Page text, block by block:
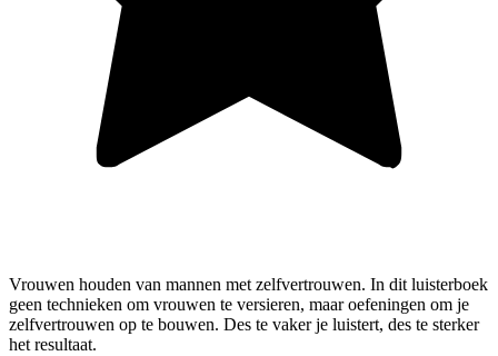
Vrouwen houden van mannen met zelfvertrouwen. In dit luisterboek
geen technieken om vrouwen te versieren, maar oefeningen om je
zelfvertrouwen op te bouwen. Des te vaker je luistert, des te sterker
het resultaat.